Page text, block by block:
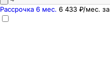
Рассрочка 6 мес. 6 433 ₽/мес. за